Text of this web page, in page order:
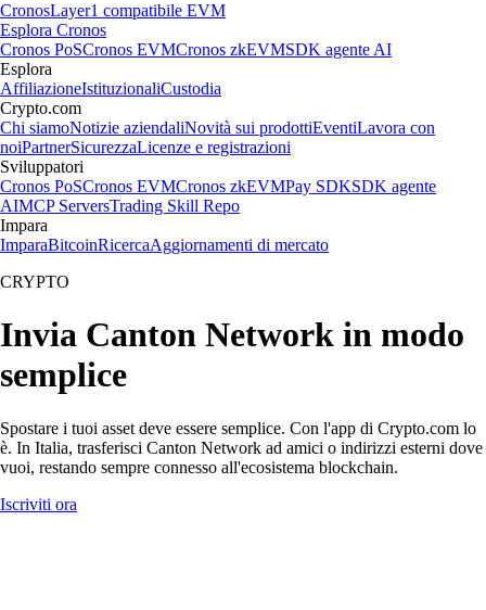
CronosLayer1 compatibile EVM
Esplora Cronos
Cronos PoSCronos EVMCronos zkEVMSDK agente AI
Esplora
AffiliazioneIstituzionaliCustodia
Crypto.com
Chi siamoNotizie aziendaliNovità sui prodottiEventiLavora con
noiPartnerSicurezzaLicenze e registrazioni
Sviluppatori
Cronos PoSCronos EVMCronos zkEVMPay SDKSDK agente
AIMCP ServersTrading Skill Repo
Impara
ImparaBitcoinRicercaAggiornamenti di mercato
CRYPTO
Invia Canton Network in modo
semplice
Spostare i tuoi asset deve essere semplice. Con l'app di Crypto.com lo
è. In Italia, trasferisci Canton Network ad amici o indirizzi esterni dove
vuoi, restando sempre connesso all'ecosistema blockchain.
Iscriviti ora